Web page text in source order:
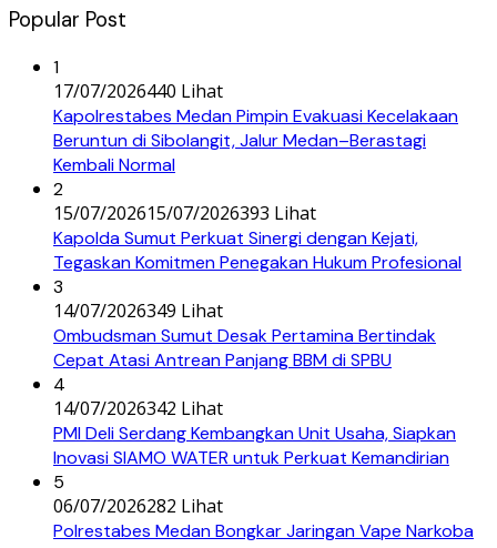
Popular Post
1
17/07/2026440 Lihat
Kapolrestabes Medan Pimpin Evakuasi Kecelakaan
Beruntun di Sibolangit, Jalur Medan–Berastagi
Kembali Normal
2
15/07/202615/07/2026393 Lihat
Kapolda Sumut Perkuat Sinergi dengan Kejati,
Tegaskan Komitmen Penegakan Hukum Profesional
3
14/07/2026349 Lihat
Ombudsman Sumut Desak Pertamina Bertindak
Cepat Atasi Antrean Panjang BBM di SPBU
4
14/07/2026342 Lihat
PMI Deli Serdang Kembangkan Unit Usaha, Siapkan
Inovasi SIAMO WATER untuk Perkuat Kemandirian
5
06/07/2026282 Lihat
Polrestabes Medan Bongkar Jaringan Vape Narkoba